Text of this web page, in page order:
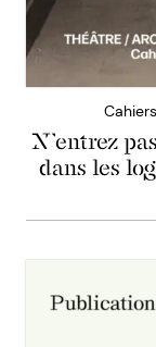
N’entrez
dans les